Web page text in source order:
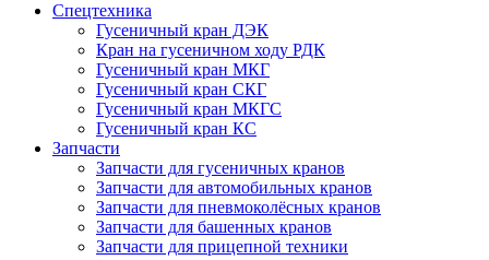
Спецтехника
Гусеничный кран ДЭК
Кран на гусеничном ходу РДК
Гусеничный кран МКГ
Гусеничный кран СКГ
Гусеничный кран МКГС
Гусеничный кран КС
Запчасти
Запчасти для гусеничных кранов
Запчасти для автомобильных кранов
Запчасти для пневмоколёсных кранов
Запчасти для башенных кранов
Запчасти для прицепной техники